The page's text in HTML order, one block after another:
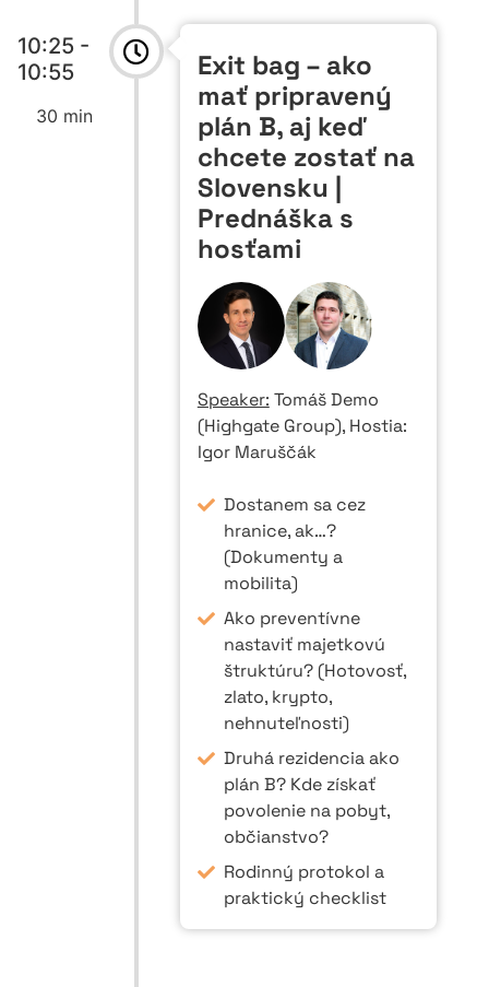
10:25 -
10:55
30 min
Exit bag – ako
mať pripravený
plán B, aj keď
chcete zostať na
Slovensku |
Prednáška s
hosťami
Speaker: Tomáš Demo
(Highgate Group), Hostia:
Igor Maruščák
Dostanem sa cez
hranice, ak…?
(Dokumenty a
mobilita)
Ako preventívne
nastaviť majetkovú
štruktúru? (Hotovosť,
zlato, krypto,
nehnuteľnosti)
Druhá rezidencia ako
plán B? Kde získať
povolenie na pobyt,
občianstvo?
Rodinný protokol a
praktický checklist